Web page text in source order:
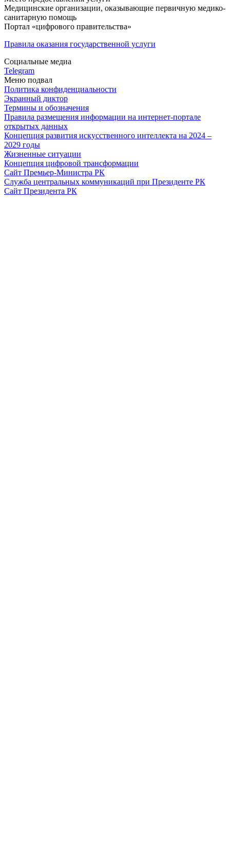
Медицинские организации, оказывающие первичную медико-
санитарную помощь
Портал «цифрового правительства»
Правила оказания государственной услуги
Социальные медиа
Telegram
Меню подвал
Политика конфиденциальности
Экранный диктор
Термины и обозначения
Правила размещения информации на интернет-портале
открытых данных
Концепция развития искусственного интеллекта на 2024 –
2029 годы
Жизненные ситуации
Концепция цифровой трансформации
Сайт Премьер-Министра РК
Служба центральных коммуникаций при Президенте РК
Сайт Президента РК